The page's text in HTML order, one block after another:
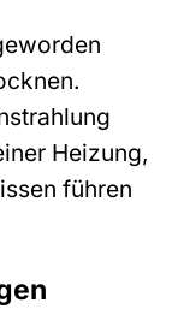
Heizung,
führen